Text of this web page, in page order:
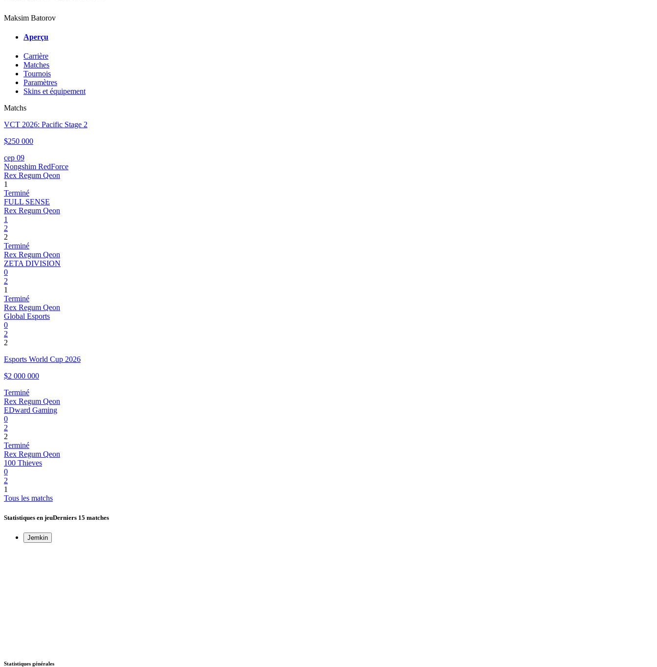
Maksim Batorov
Aperçu
Carrière
Matches
Tournois
Paramètres
Skins et équipement
Matchs
VCT 2026: Pacific Stage 2
$250 000
сер 09
Nongshim RedForce
Rex Regum Qeon
1
Terminé
FULL SENSE
Rex Regum Qeon
1
2
2
Terminé
Rex Regum Qeon
ZETA DIVISION
0
2
1
Terminé
Rex Regum Qeon
Global Esports
0
2
2
Esports World Cup 2026
$2 000 000
Terminé
Rex Regum Qeon
EDward Gaming
0
2
2
Terminé
Rex Regum Qeon
100 Thieves
0
2
1
Tous les matchs
Statistiques en jeuDerniers 15 matches
Jemkin
Statistiques générales